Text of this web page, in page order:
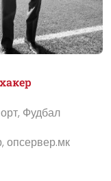
, Фудбал
, опсервер.мк